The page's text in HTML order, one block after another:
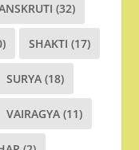
(32)
SHAKTI (17)
SURYA (18)
VAIRAGYA (11)